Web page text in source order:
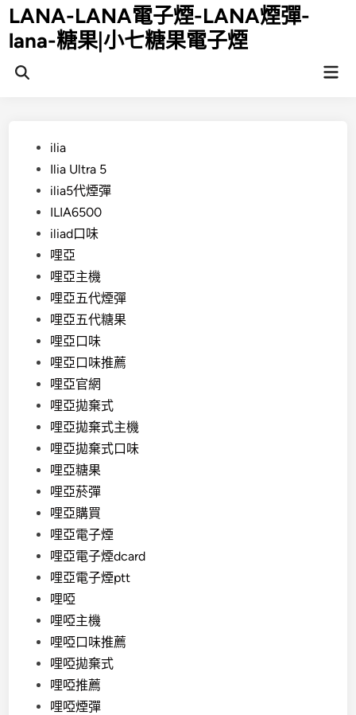
Skip
to
content
LANA-LANA電子煙-LANA煙彈-
lana-糖果|小七糖果電子煙
Open
Posted
ilia
Ilia Ultra 5
ilia5代煙彈
ILIA6500
iliad口味
哩亞
哩亞主機
哩亞五代煙彈
哩亞五代糖果
哩亞口味
哩亞口味推薦
哩亞官網
哩亞拋棄式
哩亞拋棄式主機
哩亞拋棄式口味
哩亞糖果
哩亞菸彈
哩亞購買
哩亞電子煙
哩亞電子煙dcard
哩亞電子煙ptt
哩啞
哩啞主機
哩啞口味推薦
哩啞拋棄式
哩啞推薦
哩啞煙彈